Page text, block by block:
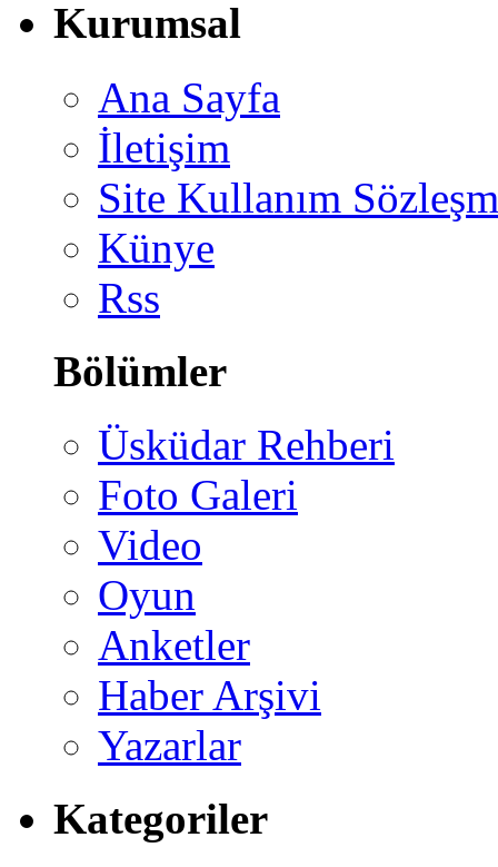
Kurumsal
Ana Sayfa
İletişim
Site Kullanım
Künye
Rss
Bölümler
Üsküdar Rehberi
Foto Galeri
Video
Oyun
Anketler
Haber Arşivi
Yazarlar
Kategoriler